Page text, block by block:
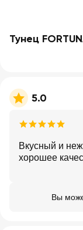
Тунец
5.0
Вкусный и
хорошее
Вы